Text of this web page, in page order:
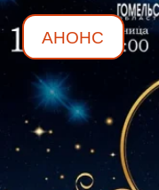
АНОНС